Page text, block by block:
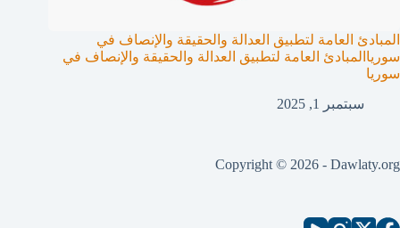
المبادئ العامة لتطبيق العدالة والحقيقة والإنصاف في
سورياالمبادئ العامة لتطبيق العدالة والحقيقة والإنصاف في
سوريا
سبتمبر 1, 2025
Copyright © 2026 - Dawlaty.org